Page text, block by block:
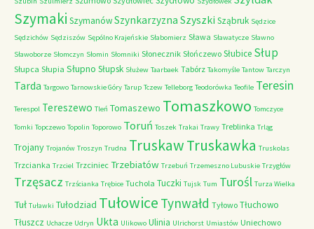
Szymaki SzymanówSzynkarzyzna Szyszki Sząbruk Sędzice
Sędzichów Sędziszów Sępólno Krajeńskie Słabomierz Sława Sławatycze Sławno
Sławoborze Słomczyn Słomin Słomniki Słonecznik Słończewo Słubice Słup
Słupca Słupia Słupno Słupsk Służew Taarbaek Tabórz Takomyśle Tantow Tarczyn
Tarda Targowo Tarnowskie Góry Tarup Tczew Telleborg Teodorówka Teofile Teresin
Terespol Tereszewo Tleń Tomaszewo Tomaszkowo Tomczyce
Tomki Topczewo Topolin Toporowo Toruń Toszek Trakai Trawy Treblinka Trląg
Trojany Trojanów Troszyn Trudna TruskawTruskawka Truskolas
Trzcianka Trzciel Trzciniec Trzebiatów Trzebuń Trzemeszno Lubuskie Trzygłów
Trzęsacz Trzścianka Trębice Tuchola Tuczki Tujsk Tum Turośl Turza Wielka
Tuł Tuławki Tułodziad Tułowice Tynwałd Tyłowo Tłuchowo
Tłuszcz Uchacze Udryn Ukta Ulikowo Ulinia Ulrichorst Umiastów Uniechowo